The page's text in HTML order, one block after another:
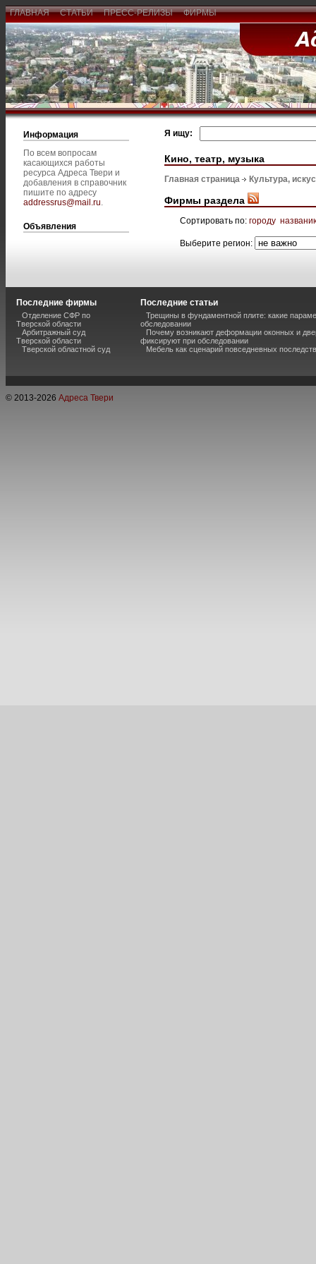
ГЛАВНАЯ СТАТЬИ ПРЕСС-РЕЛИЗЫ ФИРМЫ
Информация
По всем вопросам
касающихся работы
ресурса Адреса Твери и
добавления в справочник
пишите по адресу
addressrus@mail.ru.
Объявления
Я ищу:
Кино, театр, музыка
Главная страница Культура,
Фирмы раздела
Сортировать по: городу
Выберите регион:
Последние фирмы
Отделение СФР по
Тверской области
Арбитражный суд
Тверской области
Тверской областной суд
Последние статьи
Трещины в фундаментной плите: какие
обследовании
Почему возникают деформации оконных и
фиксируют при обследовании
Мебель как сценарий повседневных
© 2013-2026 Адреса Твери